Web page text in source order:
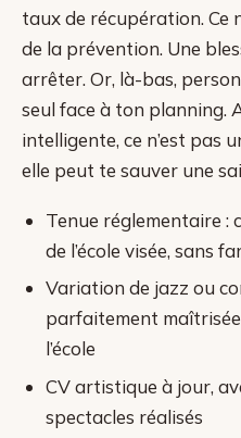
taux de récupération. Ce
de la prévention. Une
arrêter. Or, là-bas,
seul face à ton planning.
intelligente, ce n’est pas
elle peut te sauver une
Tenue réglementaire :
de l’école visée, sans
Variation de jazz ou
parfaitement
l’école
CV artistique à jour,
spectacles réalisés